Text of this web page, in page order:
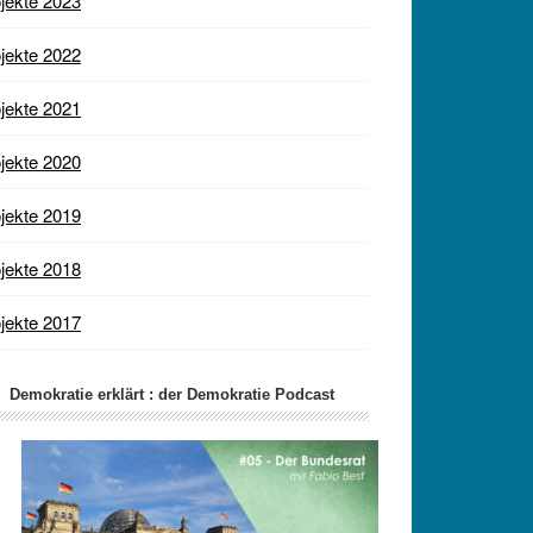
2022
2021
2020
2019
2018
2017
Demokratie erklärt : der Demokratie Podcast